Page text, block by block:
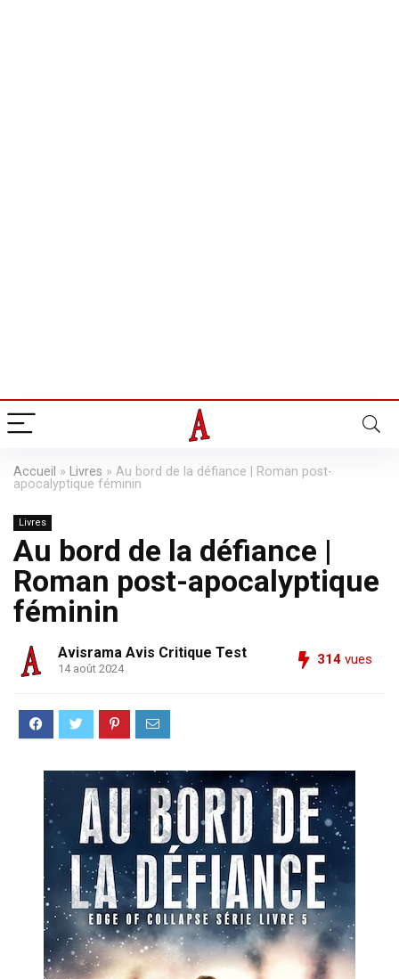
Accueil » Livres » Au bord de la défiance | Roman post-
apocalyptique féminin
Livres
Au bord de la défiance |
Roman post-apocalyptique
féminin
Avisrama Avis Critique Test
14 août 2024
314 vues